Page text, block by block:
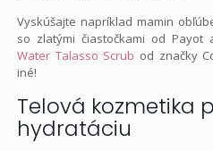
Vyskúšajte napríklad mamin
so zlatými čiastočkami od Payot
Water Talasso Scrub od značky
iné!
Telová kozmetika
hydratáciu